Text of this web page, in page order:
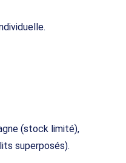
(stock limité),
superposés).